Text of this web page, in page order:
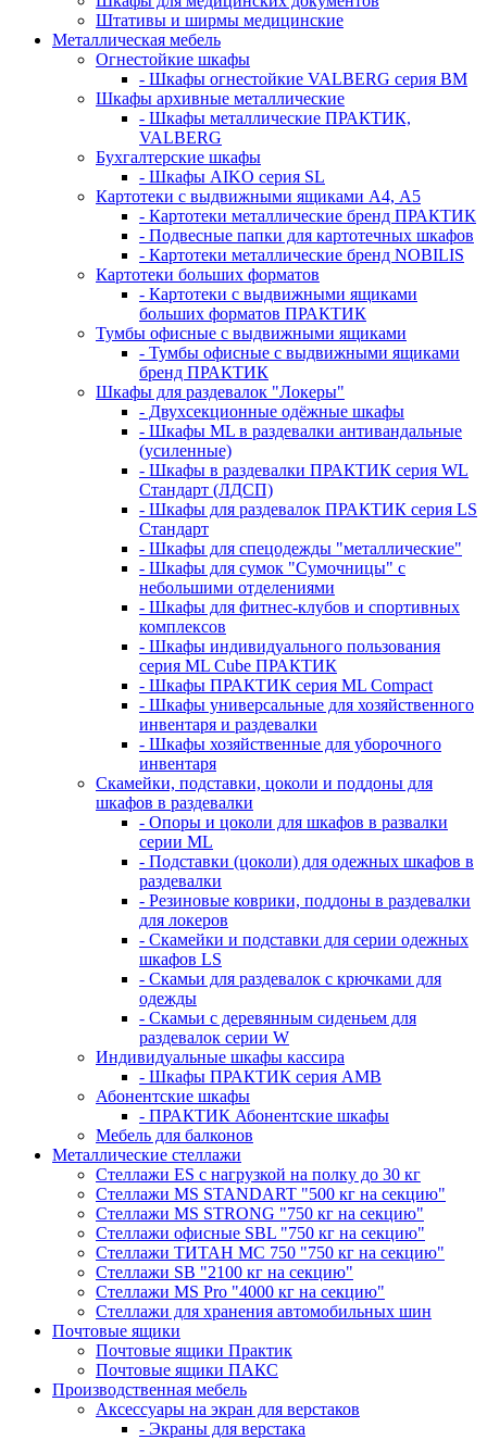
Штативы и ширмы медицинские
Металлическая мебель
Огнестойкие шкафы
- Шкафы огнестойкие VALBERG серия BM
Шкафы архивные металлические
- Шкафы металлические ПРАКТИК,
VALBERG
Бухгалтерские шкафы
- Шкафы AIKO серия SL
Картотеки с выдвижными ящиками А4, А5
- Картотеки металлические бренд ПРАКТИК
- Подвесные папки для картотечных шкафов
- Картотеки металлические бренд NOBILIS
Картотеки больших форматов
- Картотеки с выдвижными ящиками
больших форматов ПРАКТИК
Тумбы офисные с выдвижными ящиками
- Тумбы офисные с выдвижными ящиками
бренд ПРАКТИК
Шкафы для раздевалок "Локеры"
- Двухсекционные одёжные шкафы
- Шкафы ML в раздевалки антивандальные
(усиленные)
- Шкафы в раздевалки ПРАКТИК серия WL
Стандарт (ЛДСП)
- Шкафы для раздевалок ПРАКТИК серия LS
Стандарт
- Шкафы для спецодежды "металлические"
- Шкафы для сумок "Сумочницы" с
небольшими отделениями
- Шкафы для фитнес-клубов и спортивных
комплексов
- Шкафы индивидуального пользования
серия ML Cube ПРАКТИК
- Шкафы ПРАКТИК серия ML Compact
- Шкафы универсальные для хозяйственного
инвентаря и раздевалки
- Шкафы хозяйственные для уборочного
инвентаря
Скамейки, подставки, цоколи и поддоны для
шкафов в раздевалки
- Опоры и цоколи для шкафов в развалки
серии ML
- Подставки (цоколи) для одежных шкафов в
раздевалки
- Резиновые коврики, поддоны в раздевалки
для локеров
- Скамейки и подставки для серии одежных
шкафов LS
- Скамьи для раздевалок с крючками для
одежды
- Скамьи с деревянным сиденьем для
раздевалок серии W
Индивидуальные шкафы кассира
- Шкафы ПРАКТИК серия AMB
Абонентские шкафы
- ПРАКТИК Абонентские шкафы
Мебель для балконов
Металлические стеллажи
Стеллажи ES с нагрузкой на полку до 30 кг
Стеллажи MS STANDART "500 кг на секцию"
Стеллажи MS STRONG "750 кг на секцию"
Стеллажи офисные SBL "750 кг на секцию"
Стеллажи ТИТАН МС 750 "750 кг на секцию"
Стеллажи SB "2100 кг на секцию"
Стеллажи MS Pro "4000 кг на секцию"
Стеллажи для хранения автомобильных шин
Почтовые ящики
Почтовые ящики Практик
Почтовые ящики ПАКС
Производственная мебель
Аксессуары на экран для верстаков
- Экраны для верстака